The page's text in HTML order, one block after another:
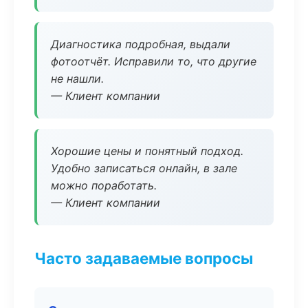
Диагностика подробная, выдали
фотоотчёт. Исправили то, что другие
не нашли.
— Клиент компании
Хорошие цены и понятный подход.
Удобно записаться онлайн, в зале
можно поработать.
— Клиент компании
Часто задаваемые вопросы